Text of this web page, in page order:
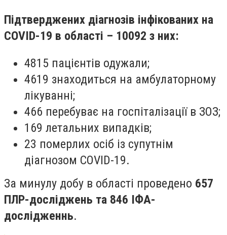
Підтверджених діагнозів інфікованих на
COVID-19 в області – 10092 з них:
4815 пацієнтів одужали;
4619 знаходиться на амбулаторному
лікуванні;
466 перебуває на госпіталізації в ЗОЗ;
169 летальних випадків;
23 померлих осіб із супутнім
діагнозом COVID-19.
За минулу добу в області проведено 657
ПЛР-досліджень та 846 ІФА-
дослідженнь.